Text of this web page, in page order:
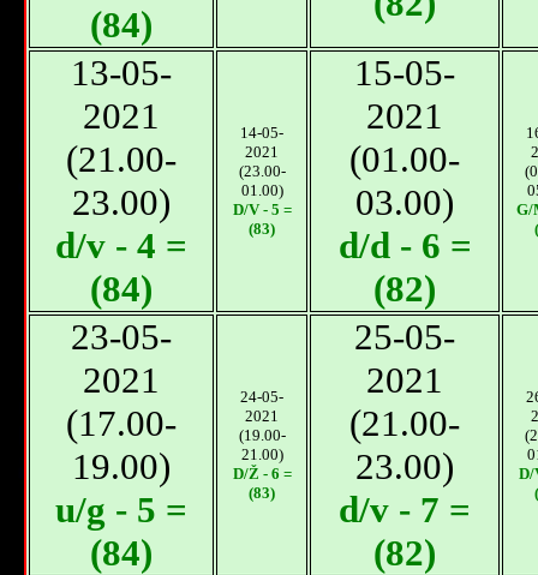
(84)
13-05-
2021
(21.00-
23.00)
d/v - 4 =
(84)
14-05-
2021
(23.00-
01.00)
D/V - 5 =
(83)
15-05-
2021
(01.00-
03.00)
d/d - 6 =
(82)
G/
23-05-
2021
(17.00-
19.00)
u/g - 5 =
(84)
24-05-
2021
(19.00-
21.00)
D/Ž - 6 =
(83)
25-05-
2021
(21.00-
23.00)
d/v - 7 =
(82)
D/